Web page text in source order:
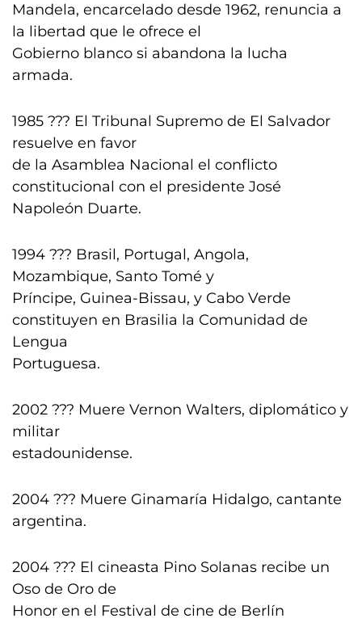
Mandela, encarcelado desde 1962, renuncia a
la libertad que le ofrece el
Gobierno blanco si abandona la lucha
armada.
1985 ??? El Tribunal Supremo de El Salvador
resuelve en favor
de la Asamblea Nacional el conflicto
constitucional con el presidente José
Napoleón Duarte.
1994 ??? Brasil, Portugal, Angola,
Mozambique, Santo Tomé y
Príncipe, Guinea-Bissau, y Cabo Verde
constituyen en Brasilia la Comunidad de
Lengua
Portuguesa.
2002 ??? Muere Vernon Walters, diplomático y
militar
estadounidense.
2004 ??? Muere Ginamaría Hidalgo, cantante
argentina.
2004 ??? El cineasta Pino Solanas recibe un
Oso de Oro de
Honor en el Festival de cine de Berlín